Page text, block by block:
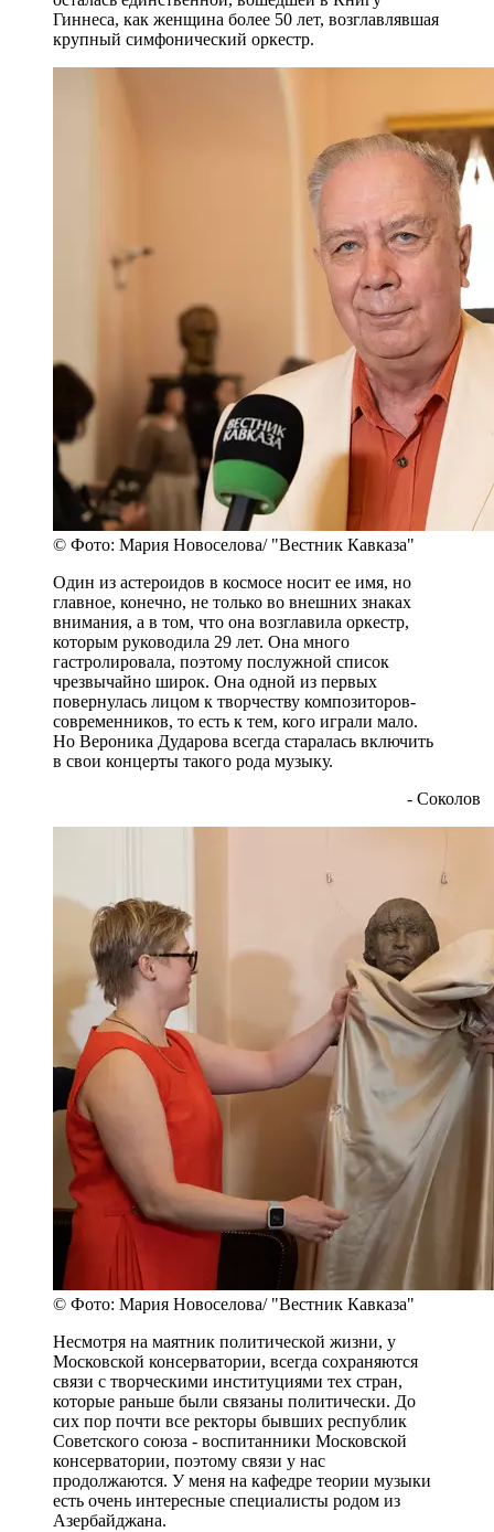
Гиннеса, как женщина более 50 лет, возглавлявшая
крупный симфонический оркестр.
© Фото: Мария Новоселова/ "Вестник Кавказа"
Один из астероидов в космосе носит ее имя, но
главное, конечно, не только во внешних знаках
внимания, а в том, что она возглавила оркестр,
которым руководила 29 лет. Она много
гастролировала, поэтому послужной список
чрезвычайно широк. Она одной из первых
повернулась лицом к творчеству композиторов-
современников, то есть к тем, кого играли мало.
Но Вероника Дударова всегда старалась включить
в свои концерты такого рода музыку.
- Соколов
© Фото: Мария Новоселова/ "Вестник Кавказа"
Несмотря на маятник политической жизни, у
Московской консерватории, всегда сохраняются
связи с творческими институциями тех стран,
которые раньше были связаны политически. До
сих пор почти все ректоры бывших республик
Советского союза - воспитанники Московской
консерватории, поэтому связи у нас
продолжаются. У меня на кафедре теории музыки
есть очень интересные специалисты родом из
Азербайджана.